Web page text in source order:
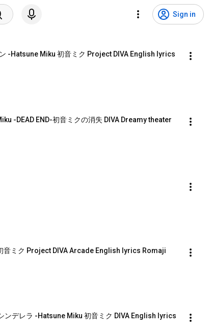
Sign in
-Hatsune Miku 初音ミク Project DIVA English lyrics
-DEAD END-初音ミクの消失 DIVA Dreamy theater
音ミク Project DIVA Arcade English lyrics Romaji
デレラ -Hatsune Miku 初音ミク DIVA English lyrics